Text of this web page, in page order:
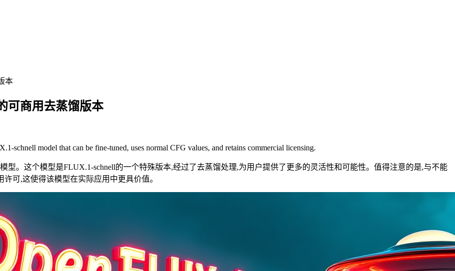
本
可商用去蒸馏版本
schnell model that can be fine-tuned, uses normal CFG values, and retains commercial licensing.
型。这个模型是FLUX.1-schnell的一个特殊版本,经过了去蒸馏处理,为用户提供了更多的灵活性和可能性。值得注意的是,与不能
可,这使得该模型在实际应用中更具价值。